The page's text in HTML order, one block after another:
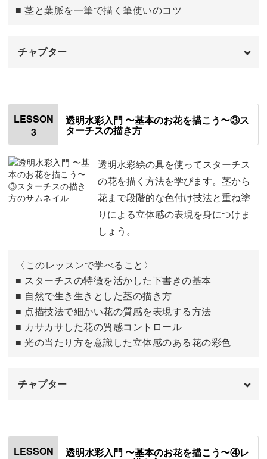
身近な花を描ける喜びや、知らなかった花との出会いも楽
しめます♪
めぐり来る季節を感じながら、じっくりと透明水彩を堪能
ませんか？
■ 茎と葉脈を一筆で描く筆使いのコツ
チャプター
ユーカリ
下描きをする
葉っぱを塗る 03:02
茎を描く 13:50
LESSON
3
透明水彩入門 〜基本のお花を描こう〜③ス
ターチスの描き方
透明水彩絵の具を使ってスターチス
の花を描く方法を学びます。茎から
花まで段階的な色付け技法と重ね塗
りによる立体感の表現を身につけま
しょう。
〈このレッスンで学べること〉
■ スターチスの特徴を活かした下書きの基本
■ 自然で生き生きとした茎の描き方
■ 点描技法で細かい花の質感を表現する方法
■ カサカサした花の質感コントロール
■ 光の当たり方を意識した立体感のある花の彩色
チャプター
下描きをする
LESSON
透明水彩入門 〜基本のお花を描こう〜④レ